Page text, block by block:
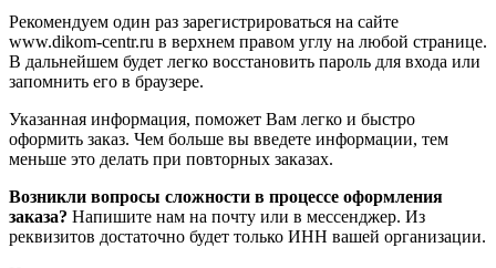
Рекомендуем один раз зарегистрироваться на сайте
www.dikom-centr.ru в верхнем правом углу на любой странице.
В дальнейшем будет легко восстановить пароль для входа или
запомнить его в браузере.
Указанная информация, поможет Вам легко и быстро
оформить заказ. Чем больше вы введете информации, тем
меньше это делать при повторных заказах.
Возникли вопросы сложности в процессе оформления
заказа? Напишите нам на почту или в мессенджер. Из
реквизитов достаточно будет только ИНН вашей организации.